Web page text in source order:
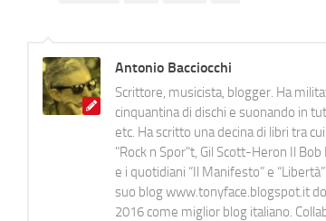
Antonio Bacciocchi
Scrittore, musicista, blogger. Ha
cinquantina di dischi e suonando in
etc. Ha scritto una decina di libri tra
"Rock n Spor"t, Gil Scott-Heron Il
e i quotidiani “Il Manifesto” e
suo blog www.tonyface.blogspot.it
2016 come miglior blog italiano.